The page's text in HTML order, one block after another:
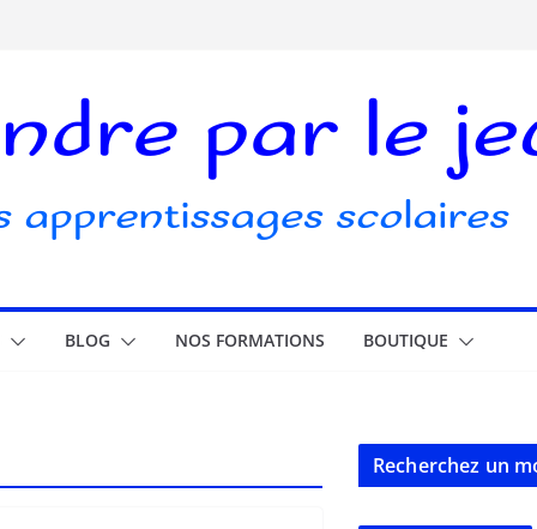
BLOG NOS FORMATIONS BOUTIQUE
Recherchez un